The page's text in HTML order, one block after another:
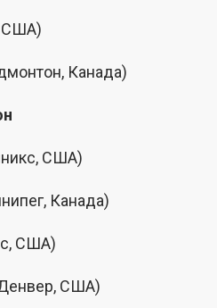
США)
Канада)
США)
Канада)
США)
США)